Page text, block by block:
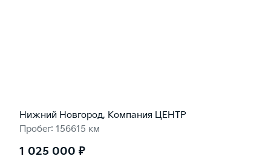
Нижний Новгород, Компания ЦЕНТР
Пробег: 156615 км
1 025 000 ₽